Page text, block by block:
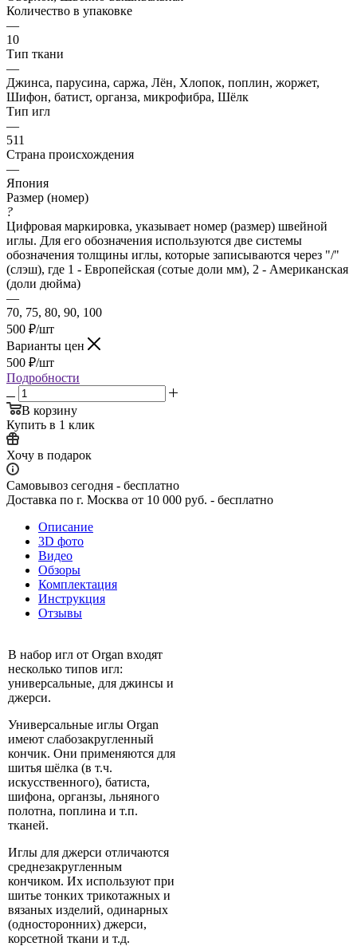
Количество в упаковке
—
10
Тип ткани
—
Джинса, парусина, саржа, Лён, Хлопок, поплин, жоржет,
Шифон, батист, органза, микрофибра, Шёлк
Тип игл
—
511
Страна происхождения
—
Япония
Размер (номер)
?
Цифровая маркировка, указывает номер (размер) швейной
иглы. Для его обозначения используются две системы
обозначения толщины иглы, которые записываются через "/"
(слэш), где 1 - Европейская (сотые доли мм), 2 - Американская
(доли дюйма)
—
70, 75, 80, 90, 100
500 ₽/шт
Варианты цен
500 ₽/шт
Подробности
В корзину
Купить в 1 клик
Хочу в подарок
Самовывоз сегодня - бесплатно
Доставка по г. Москва от 10 000 руб. - бесплатно
Описание
3D фото
Видео
Обзоры
Комплектация
Инструкция
Отзывы
В набор игл от Organ входят
несколько типов игл:
универсальные, для джинсы и
джерси.
Универсальные иглы Organ
имеют слабозакругленный
кончик. Они применяются для
шитья шёлка (в т.ч.
искусственного), батиста,
шифона, органзы, льняного
полотна, поплина и т.п.
тканей.
Иглы для джерси отличаются
среднезакругленным
кончиком. Их используют при
шитье тонких трикотажных и
вязаных изделий, одинарных
(односторонних) джерси,
корсетной ткани и т.д.